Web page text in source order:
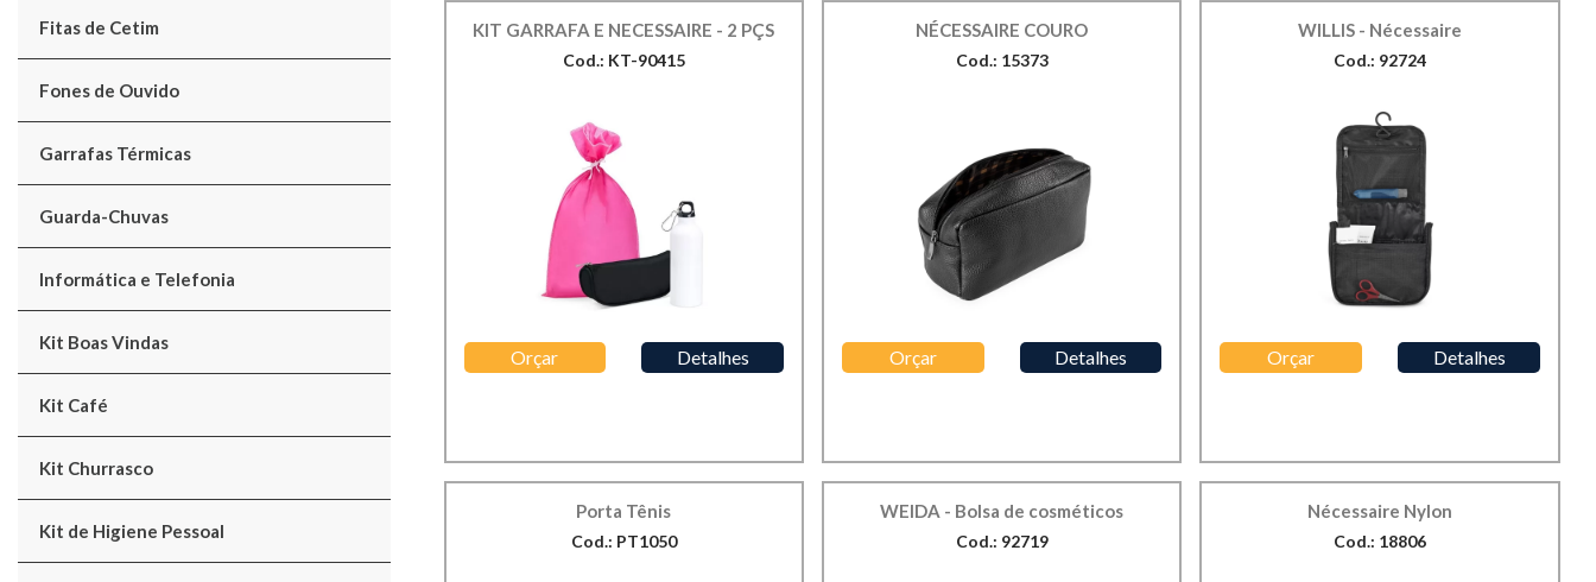
Fitas de Cetim
Fones de Ouvido
Garrafas Térmicas
Guarda-Chuvas
Informática e Telefonia
Kit Boas Vindas
Kit Café
Kit Churrasco
Kit de Higiene Pessoal
KIT GARRAFA E NECESSAIRE - 2 PÇS
Cod.: KT-90415
Orçar Detalhes
NÉCESSAIRE COURO
Cod.: 15373
Orçar Detalhes
WILLIS - Nécessaire
Cod.: 92724
Orçar Detalhes
Porta Tênis
Cod.: PT1050
WEIDA - Bolsa de cosméticos
Cod.: 92719
Nécessaire Nylon
Cod.: 18806